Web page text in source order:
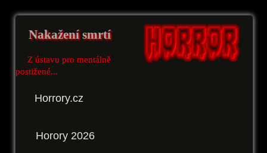
Nakažení smrtí
Z ústavu pro mentálně
postižené...
Horrory.cz
Horory 2026